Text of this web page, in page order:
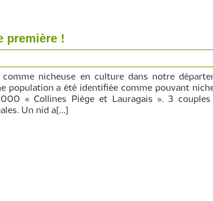
première !
comme nicheuse en culture dans notre
population a été identifiée comme pouvant
« Collines Piège et Lauragais ». 3
Un nid a[…]